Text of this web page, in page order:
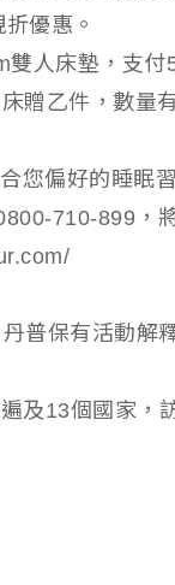
優惠。
人床墊，支
贈乙件，數量
您偏好的睡眠
710-899，
普保有活動解
及13個國家，